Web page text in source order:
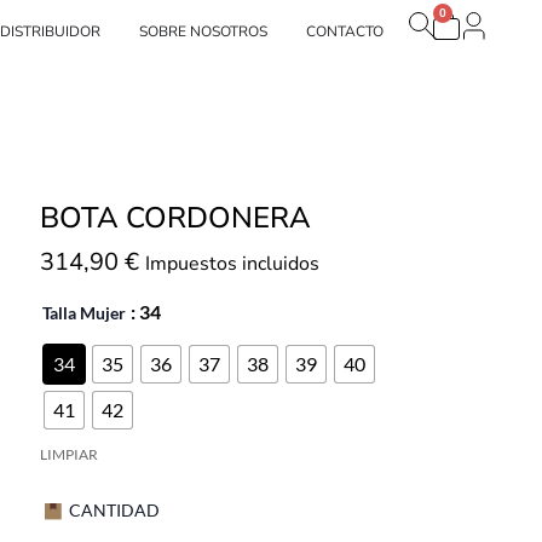
marcas SOBRE NOSOTROS CONTACTO
0
Carrito
BOTA CORDONERA
314,90 € Impuestos incluidos
Talla Mujer : 34
34 35 36 37 38 39
40
41
42
LIMPIAR
CANTIDAD